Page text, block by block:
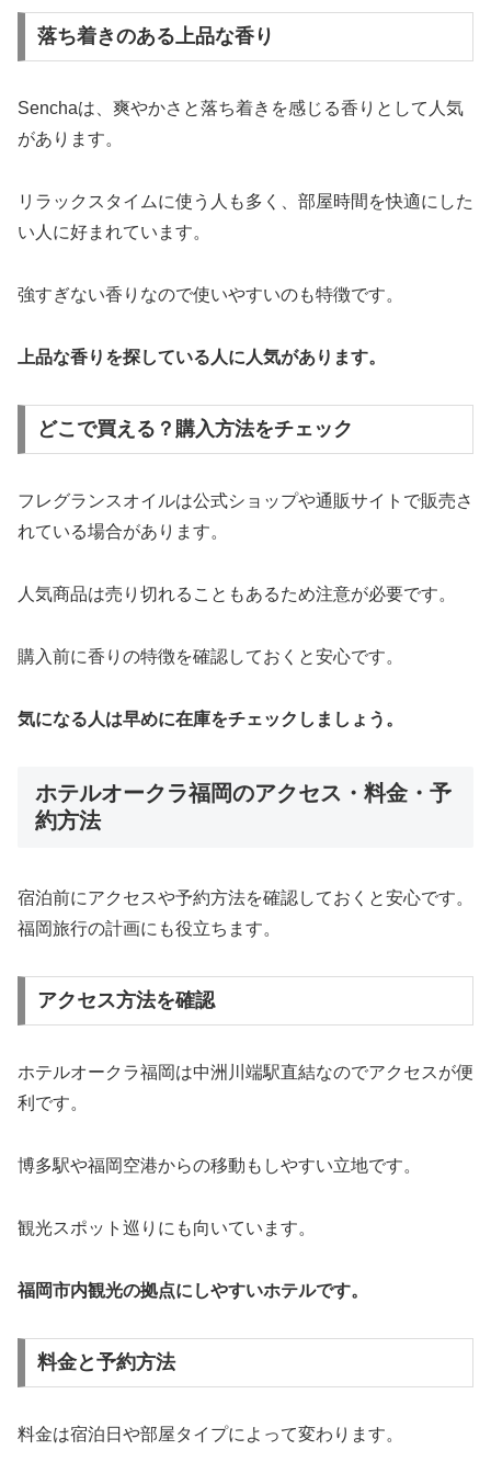
落ち着きのある上品な香り
Senchaは、爽やかさと落ち着きを感じる香りとして人気
があります。
リラックスタイムに使う人も多く、部屋時間を快適にした
い人に好まれています。
強すぎない香りなので使いやすいのも特徴です。
上品な香りを探している人に人気があります。
どこで買える？購入方法をチェック
フレグランスオイルは公式ショップや通販サイトで販売さ
れている場合があります。
人気商品は売り切れることもあるため注意が必要です。
購入前に香りの特徴を確認しておくと安心です。
気になる人は早めに在庫をチェックしましょう。
ホテルオークラ福岡のアクセス・料金・予
約方法
宿泊前にアクセスや予約方法を確認しておくと安心です。
福岡旅行の計画にも役立ちます。
アクセス方法を確認
ホテルオークラ福岡は中洲川端駅直結なのでアクセスが便
利です。
博多駅や福岡空港からの移動もしやすい立地です。
観光スポット巡りにも向いています。
福岡市内観光の拠点にしやすいホテルです。
料金と予約方法
料金は宿泊日や部屋タイプによって変わります。